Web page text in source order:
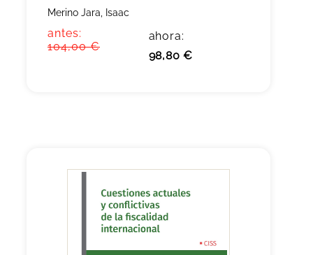
Merino Jara, Isaac
antes:
104,00 €
ahora:
98,80 €